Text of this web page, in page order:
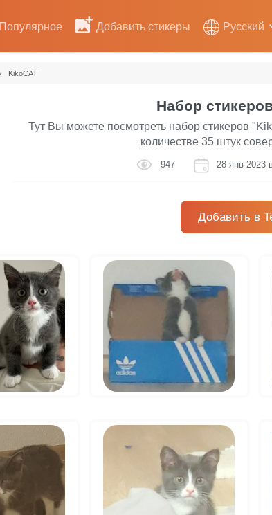
Популярное Добавить стикеры Русский
KikoCAT
Набор
Тут Вы можете посмотреть набор стикеров
количестве 35 штук
947 28 янв 2023
Добавить в